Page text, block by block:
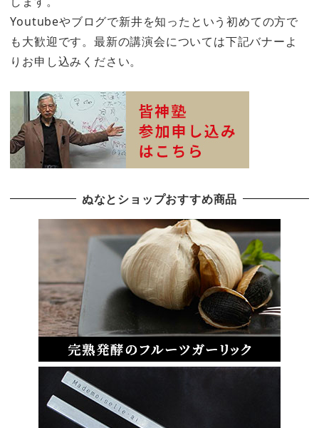
Youtubeやブログで新井を知ったという初めての方で
も大歓迎です。最新の講演会については下記バナーよ
りお申し込みください。
ぬなとショップおすすめ商品